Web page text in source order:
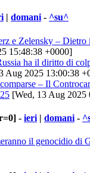
| domani- ^su^
e Zelensky –
15:48:38 +0000]
ha il diritto di
Aug 2025 13:00:38
– Il
[Wed, 13 Aug 2025
- ieri | domani -
il genocidio di